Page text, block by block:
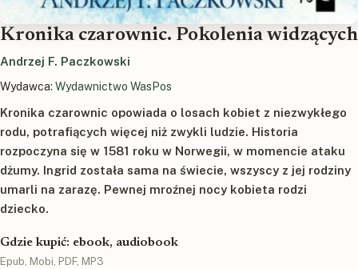
Kronika czarownic. Pokolenia widzących
Andrzej F. Paczkowski
Wydawca: Wydawnictwo WasPos
Kronika czarownic opowiada o losach kobiet z niezwykłego
rodu, potrafiących więcej niż zwykli ludzie. Historia
rozpoczyna się w 1581 roku w Norwegii, w momencie ataku
dżumy. Ingrid została sama na świecie, wszyscy z jej rodziny
umarli na zarazę. Pewnej mroźnej nocy kobieta rodzi
dziecko.
Gdzie kupić: ebook, audiobook
Epub, Mobi, PDF, MP3